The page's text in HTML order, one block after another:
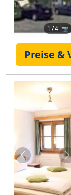
1 / 4 📷
Preise &
Zurück